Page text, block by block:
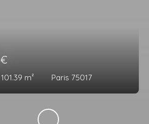
€
101.39 m² Paris 75017